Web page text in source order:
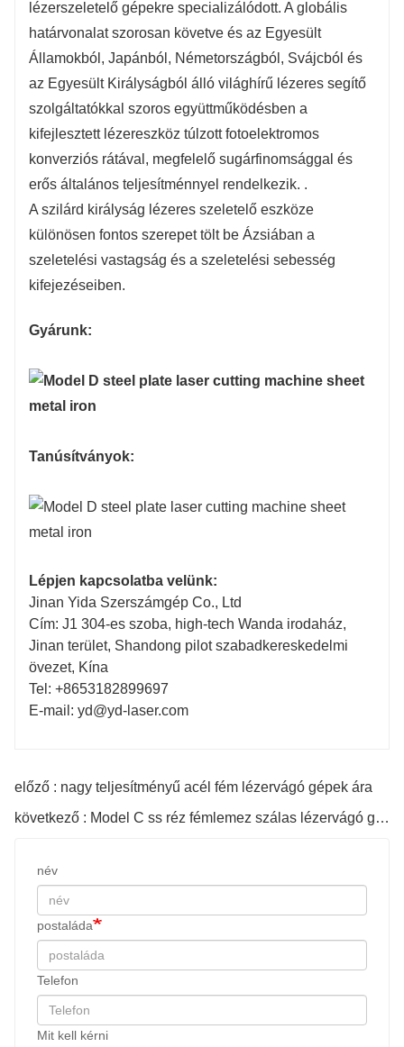
lézerszeletelő gépekre specializálódott. A globális
határvonalat szorosan követve és az Egyesült
Államokból, Japánból, Németországból, Svájcból és
az Egyesült Királyságból álló világhírű lézeres segítő
szolgáltatókkal szoros együttműködésben a
kifejlesztett lézereszköz túlzott fotoelektromos
konverziós rátával, megfelelő sugárfinomsággal és
erős általános teljesítménnyel rendelkezik. .
A szilárd királyság lézeres szeletelő eszköze
különösen fontos szerepet tölt be Ázsiában a
szeletelési vastagság és a szeletelési sebesség
kifejezéseiben.
Gyárunk:
Tanúsítványok:
Lépjen kapcsolatba velünk:
Jinan Yida Szerszámgép Co., Ltd
Cím: J1 304-es szoba, high-tech Wanda irodaház,
Jinan terület, Shandong pilot szabadkereskedelmi
övezet, Kína
Tel: +8653182899697
E-mail: yd@yd-laser.com
12KW és kevesebb: BLT/Ray Tools
MAX
Nagy szilárdságú hegesztő gerenda
Tajvanon készült HiWin
Tajvanon készült YYC
○
Japán SMC
4KW és kevesebb: Japan SMC
6KW és nagyobb: Németország AVENTICS
előző : nagy teljesítményű acél fém lézervágó gépek ára
következő : Model C ss réz fémlemez szálas lézervágó gép
név
postaláda
Telefon
Mit kell kérni